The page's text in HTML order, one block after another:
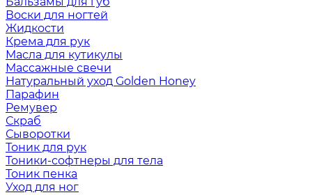
Воски для ногтей
Жидкости
Крема для рук
Масла для кутикулы
Массажные свечи
Натуральный уход Golden Honey
Парафин
Ремувер
Скраб
Сыворотки
Тоник для рук
Тоники-софтнеры для тела
Тоник пенка
Уход для ног